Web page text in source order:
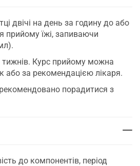
двічі на день за годину до або
прийому їжі, запиваючи
Курс прийому можна
або за рекомендацією лікаря.
порадитися з
до компонентів, період